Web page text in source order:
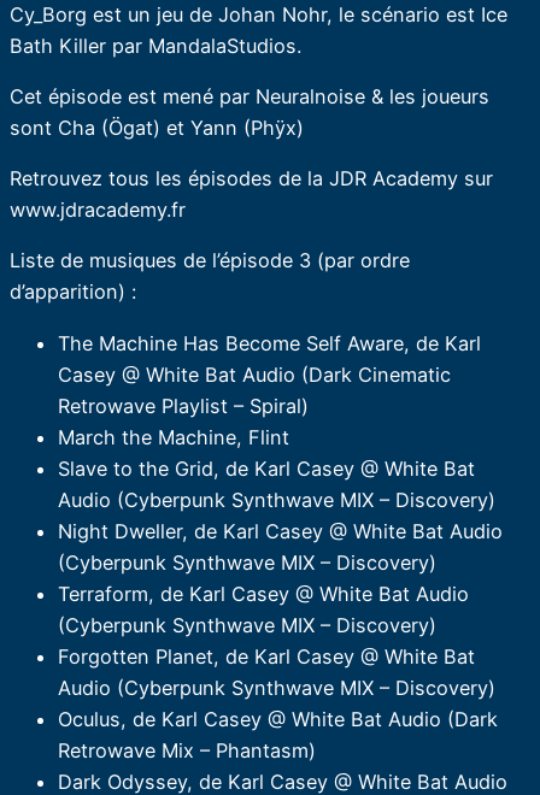
Cy_Borg est un jeu de Johan Nohr, le scénario est Ice
Bath Killer par MandalaStudios.
Cet épisode est mené par Neuralnoise & les joueurs
sont Cha (Ögat) et Yann (Phÿx)
Retrouvez tous les épisodes de la JDR Academy sur
www.jdracademy.fr
Liste de musiques de l’épisode 3 (par ordre
d’apparition) :
The Machine Has Become Self Aware, de Karl
Casey @ White Bat Audio (Dark Cinematic
Retrowave Playlist – Spiral)
March the Machine, Flint
Slave to the Grid, de Karl Casey @ White Bat
Audio (Cyberpunk Synthwave MIX – Discovery)
Night Dweller, de Karl Casey @ White Bat Audio
(Cyberpunk Synthwave MIX – Discovery)
Terraform, de Karl Casey @ White Bat Audio
(Cyberpunk Synthwave MIX – Discovery)
Forgotten Planet, de Karl Casey @ White Bat
Audio (Cyberpunk Synthwave MIX – Discovery)
Oculus, de Karl Casey @ White Bat Audio (Dark
Retrowave Mix – Phantasm)
Dark Odyssey, de Karl Casey @ White Bat Audio